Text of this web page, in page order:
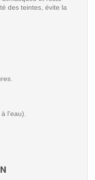
des teintes, évite la
l'eau).